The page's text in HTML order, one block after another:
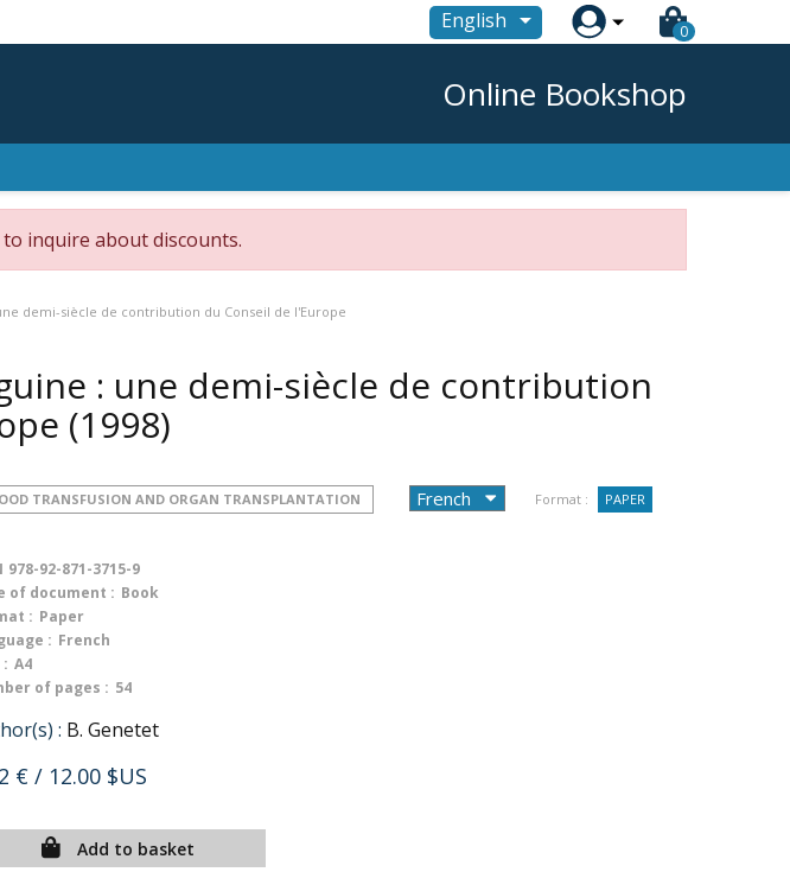
English  0
Online Bookshop
to inquire about discounts.
demi-siècle de contribution du Conseil de l'Europe
: une demi-siècle de contribution
(1998)
TRANSFUSION AND ORGAN TRANSPLANTATION Format : PAPER
978-92-871-3715-9
of document : Book
: Paper
: French
: A4
of pages : 54
: B. Genetet
€ / 12.00 $US
Add to basket